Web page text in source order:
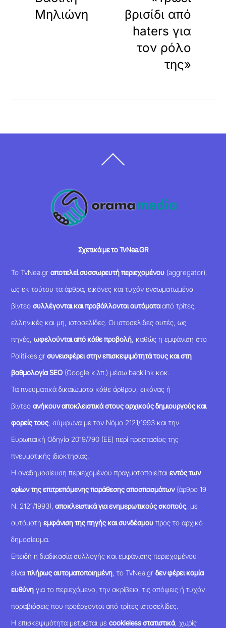
Μηλιώνη
βρισίδι από
haters για
τον ρόλο
της»
To
Σχετικά με το TvNea.GR
Το TvNea.grαποτελεί συσσωρευτή περιεχομένου (aggregator),
ως εκ τούτου τα άρθρα, εικόνες και τυχόν ενσωματωμένα
βίντεοσυλλέγονται και προβάλλονται αυτόματααπό τρίτες,
ελληνικές και μη, ιστοσελίδες. Οι ιστοσελίδες αυτές, ως
πηγές,ωφελούνται από κάθε προβολή , καθώς η εμφάνιση στο
Politikes.grσυνεισφέρει στην επισκεψιμότητά τους και στη
βαθμολογία SEO (Google κ.λπ.) μέσω backlink κοκ.
Τα πνευματικά δικαιώματα κάθε άρθρου, εικόνας ή
βίντεοανήκουν αποκλειστικά στους αρχικούς δημιουργούς και
φορείς τους , σύμφωνα με τον Νόμο 2121/1993 και την
Ευρωπαϊκή Οδηγία 2019/790 (ΕΕ) περί προστασίας της
πνευματικής ιδιοκτησίας.
Η αναδημοσίευση περιεχομένου πραγματοποιείταιεντός των
ορίων της επιτρεπόμενης παράθεσης αποσπασμάτων(άρθρο 19
Ν. 2121/1993), αποκλειστικά για ενημερωτικούς σκοπούς , με
αυτόματηεμφάνιση της πηγής και συνδέσμου προς το αρχικό
δημοσίευμα.
Επειδή η διαδικασία συλλογής και εμφάνισης περιεχομένου
είναιπλήρως αυτοματοποιημένη , το TvNea.grδεν φέρει καμία
ευθύνη για το περιεχόμενο, την ακρίβεια, τις απόψεις ή τυχόν
παραβιάσεις που προέρχονται από τρίτες ιστοσελίδες.
Η επισκεψιμότητα μετριέται μεcookieless στατιστικά, χωρίς